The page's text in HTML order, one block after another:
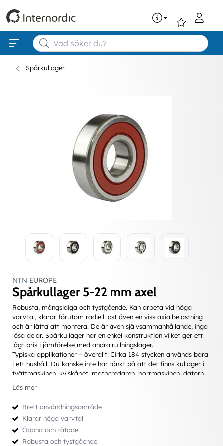
Spårkullager
NTN EUROPE
Spårkullager 5-22 mm axel
Robusta, mångsidiga och tystgående. Kan arbeta vid höga
varvtal, klarar förutom radiell last även en viss axialbelastning
och är lätta att montera. De är även självsammanhållande, inga
lösa delar. Spårkullager har en enkel konstruktion vilket ger ett
lågt pris i jämförelse med andra rullningslager.
Typiska applikationer – överallt! Cirka 184 stycken används bara
i ett hushåll. Du kanske inte har tänkt på att det finns kullager i
tvättmaskinen, kylskåpet, matberedaren, borrmaskinen, datorn,
kommer all användning i industrin...
Enradiga lager finns även med effektiva tätningar; de är då
engångsmordade och under normala förhållanden helt
underhållsfria.
Läs mer
Brett användningsområde
Klarar höga varvtal
Öppna och tätade
Robusta och tystgående